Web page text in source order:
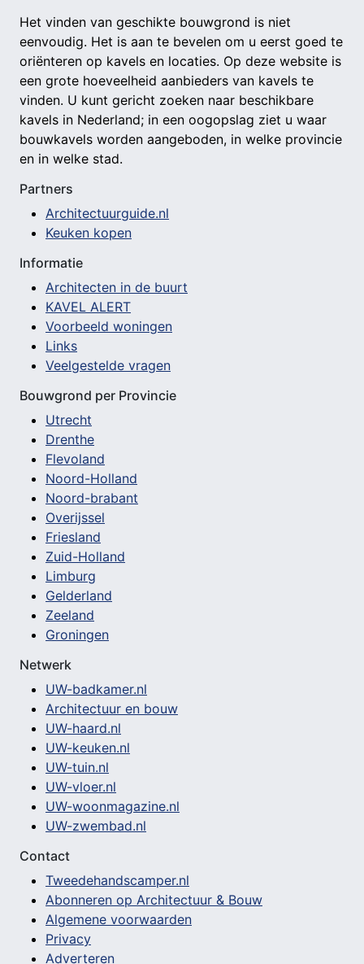
Het vinden van geschikte bouwgrond is niet
eenvoudig. Het is aan te bevelen om u eerst goed te
oriënteren op kavels en locaties. Op deze website is
een grote hoeveelheid aanbieders van kavels te
vinden. U kunt gericht zoeken naar beschikbare
kavels in Nederland; in een oogopslag ziet u waar
bouwkavels worden aangeboden, in welke provincie
en in welke stad.
Partners
Architectuurguide.nl
Keuken kopen
Informatie
Architecten in de buurt
KAVEL ALERT
Voorbeeld woningen
Links
Veelgestelde vragen
Bouwgrond per Provincie
Utrecht
Drenthe
Flevoland
Noord-Holland
Noord-brabant
Overijssel
Friesland
Zuid-Holland
Limburg
Gelderland
Zeeland
Groningen
Netwerk
UW-badkamer.nl
Architectuur en bouw
UW-haard.nl
UW-keuken.nl
UW-tuin.nl
UW-vloer.nl
UW-woonmagazine.nl
UW-zwembad.nl
Contact
Tweedehandscamper.nl
Abonneren op Architectuur & Bouw
Algemene voorwaarden
Privacy
Adverteren